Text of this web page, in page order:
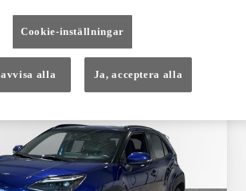
Kontakta återförsäljare
Cookie-inställningar
alla Ja, acceptera alla